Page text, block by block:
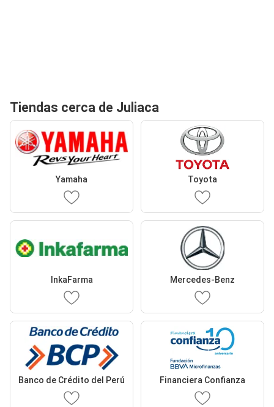
Tiendas cerca de Juliaca
Yamaha Toyota
InkaFarma Mercedes-Benz
Banco de Crédito del Perú Financiera Confianza